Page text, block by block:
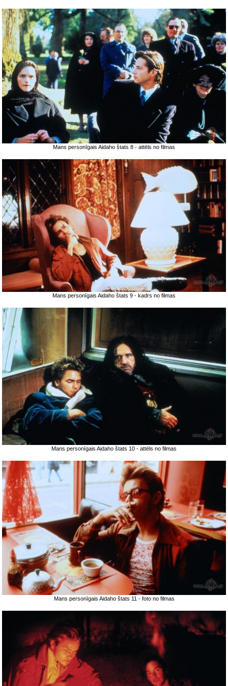
Mans personīgais Aidaho štats 8 - attēls no filmas
Mans personīgais Aidaho štats 9 - kadrs no filmas
Mans personīgais Aidaho štats 10 - attēls no filmas
Mans personīgais Aidaho štats 11 - foto no filmas